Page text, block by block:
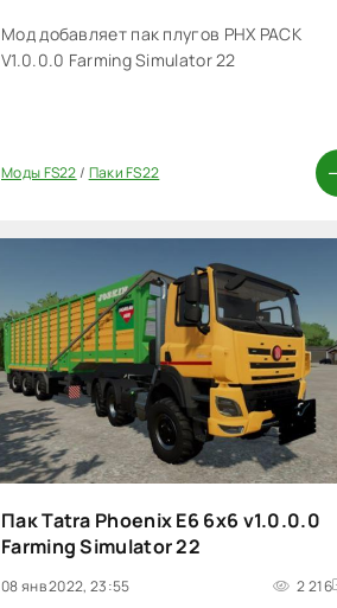
Мод добавляет пак плугов PHX PACK
V1.0.0.0 Farming Simulator 22
Моды FS22/ Паки FS22
Пак Tatra Phoenix E6 6x6 v1.0.0.0
Farming Simulator 22
08 янв 2022, 23:55 2 216